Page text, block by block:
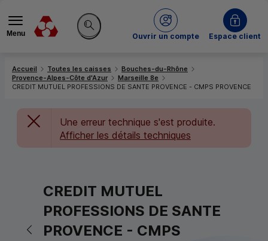
Menu
Rechercher sur le site
Ouvrir un compte
du Crédit MutuelEspace client
Accueil Toutes les caisses
Bouches-du-Rhône
Provence-Alpes-Côte d'Azur
Marseille 8e
CREDIT MUTUEL PROFESSIONS DE SANTE PROVENCE - CMPS PROVENCE
Une erreur technique s'est produite.
Afficher les détails techniques
Retour vers la page précédente
CREDIT MUTUEL
PROFESSIONS DE SANTE
PROVENCE - CMPS